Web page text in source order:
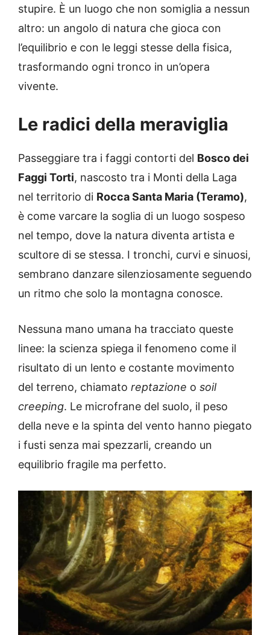
stupire. È un luogo che non somiglia a nessun
altro: un angolo di natura che gioca con
l’equilibrio e con le leggi stesse della fisica,
trasformando ogni tronco in un’opera
vivente.
Le radici della meraviglia
Passeggiare tra i faggi contorti del Bosco dei
Faggi Torti, nascosto tra i Monti della Laga
nel territorio di Rocca Santa Maria (Teramo),
è come varcare la soglia di un luogo sospeso
nel tempo, dove la natura diventa artista e
scultore di se stessa. I tronchi, curvi e sinuosi,
sembrano danzare silenziosamente seguendo
un ritmo che solo la montagna conosce.
Nessuna mano umana ha tracciato queste
linee: la scienza spiega il fenomeno come il
risultato di un lento e costante movimento
del terreno, chiamato reptazione o soil
creeping. Le microfrane del suolo, il peso
della neve e la spinta del vento hanno piegato
i fusti senza mai spezzarli, creando un
equilibrio fragile ma perfetto.